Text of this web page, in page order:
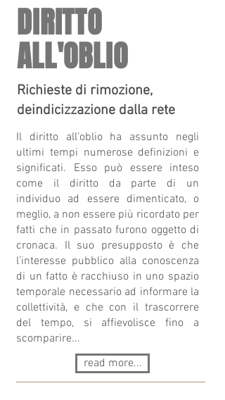
DIRITTO
ALL'OBLIO
Il diritto all’oblio ha assunto negli
ultimi tempi numerose definizioni e
significati. Esso può essere inteso
come il diritto da parte di un
individuo ad essere dimenticato, o
meglio, a non essere più ricordato per
fatti che in passato furono oggetto di
cronaca. Il suo presupposto è che
l’interesse pubblico alla conoscenza
di un fatto è racchiuso in uno spazio
temporale necessario ad informare la
collettività, e che con il trascorrere
del tempo, si affievolisce fino a
scomparire...
Richieste di rimozione,
deindicizzazione dalla rete
read more...